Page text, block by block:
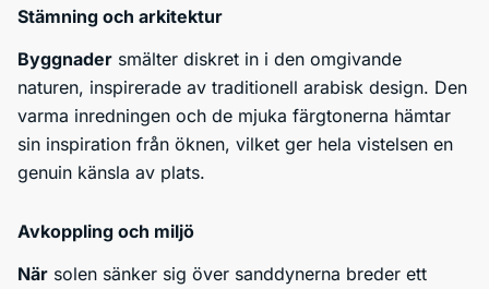
Stämning och arkitektur
Byggnader smälter diskret in i den omgivande
naturen, inspirerade av traditionell arabisk design. Den
varma inredningen och de mjuka färgtonerna hämtar
sin inspiration från öknen, vilket ger hela vistelsen en
genuin känsla av plats.
Avkoppling och miljö
När solen sänker sig över sanddynerna breder ett